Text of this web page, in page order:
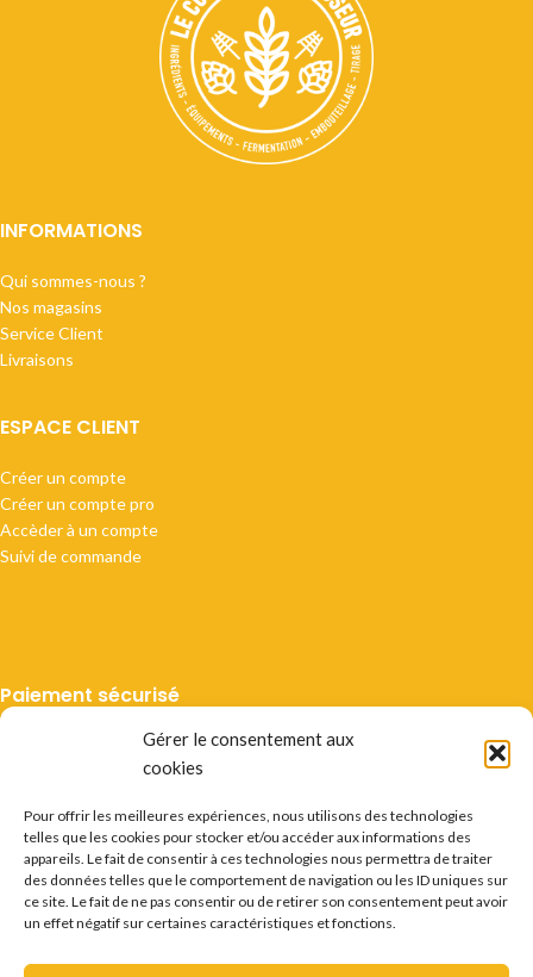
Gérer le consentement aux
cookies
Pour offrir les meilleures expériences, nous utilisons des technologies
telles que les cookies pour stocker et/ou accéder aux informations des
appareils. Le fait de consentir à ces technologies nous permettra de traiter
des données telles que le comportement de navigation ou les ID uniques sur
ce site. Le fait de ne pas consentir ou de retirer son consentement peut avoir
un effet négatif sur certaines caractéristiques et fonctions.
INFORMATIONS
Qui sommes-nous ?
Nos magasins
Service Client
Livraisons
ESPACE CLIENT
Créer un compte
Créer un compte pro
Accèder à un compte
Suivi de commande
Paiement sécurisé
Livraison suivie